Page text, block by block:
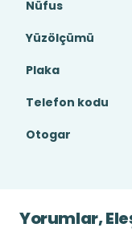
Nüfus
Yüzölçümü
Plaka
Telefon kodu
Otogar
Yorumlar,